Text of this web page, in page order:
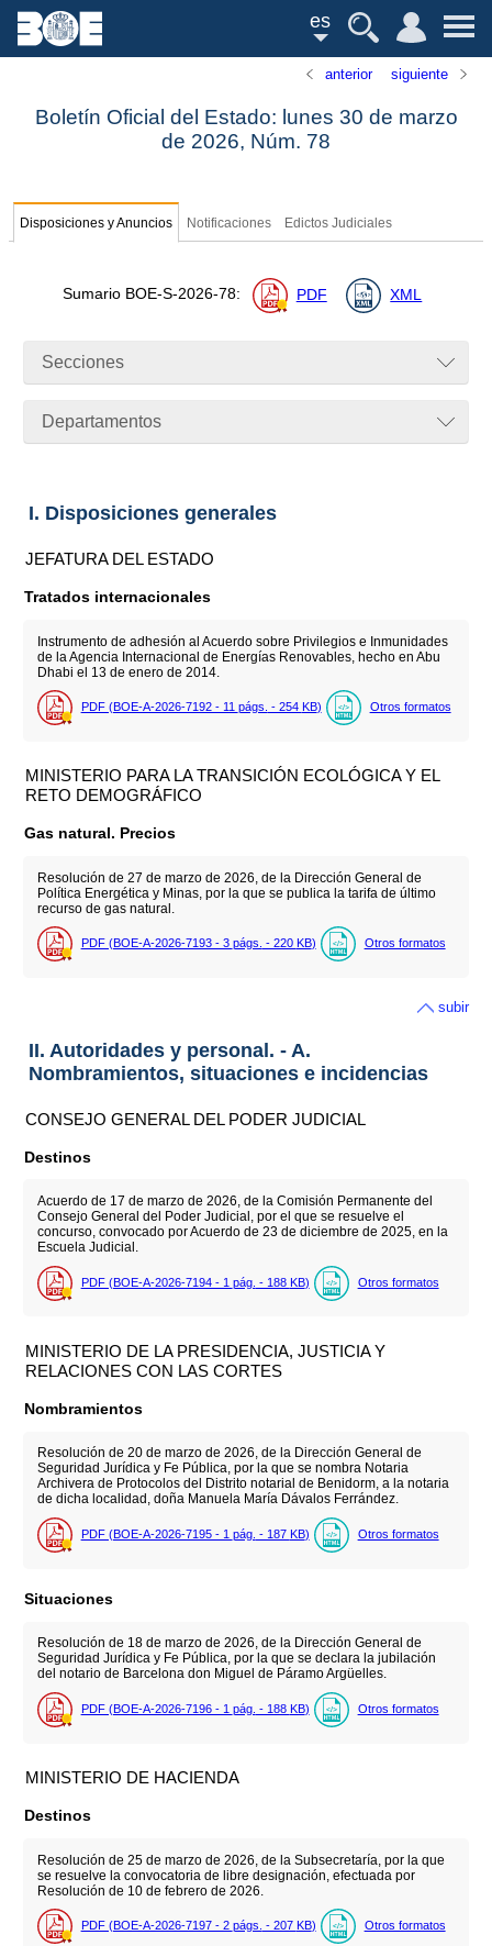
es
anterior siguiente
Boletín Oficial del Estado: lunes 30 de marzo
de 2026, Núm. 78
Disposiciones y Anuncios Notificaciones Edictos Judiciales
Sumario BOE-S-2026-78: PDF XML
Secciones
Departamentos
I. Disposiciones generales
JEFATURA DEL ESTADO
Tratados internacionales
Instrumento de adhesión al Acuerdo sobre Privilegios e Inmunidades
de la Agencia Internacional de Energías Renovables, hecho en Abu
Dhabi el 13 de enero de 2014.
PDF (BOE-A-2026-7192 - 11 págs. - 254 KB) Otros formatos
MINISTERIO PARA LA TRANSICIÓN ECOLÓGICA Y EL
RETO DEMOGRÁFICO
Gas natural. Precios
Resolución de 27 de marzo de 2026, de la Dirección General de
Política Energética y Minas, por la que se publica la tarifa de último
recurso de gas natural.
PDF (BOE-A-2026-7193 - 3 págs. - 220 KB) Otros formatos
subir
II. Autoridades y personal. - A.
Nombramientos, situaciones e incidencias
CONSEJO GENERAL DEL PODER JUDICIAL
Destinos
Acuerdo de 17 de marzo de 2026, de la Comisión Permanente del
Consejo General del Poder Judicial, por el que se resuelve el
concurso, convocado por Acuerdo de 23 de diciembre de 2025, en la
Escuela Judicial.
PDF (BOE-A-2026-7194 - 1 pág. - 188 KB) Otros formatos
MINISTERIO DE LA PRESIDENCIA, JUSTICIA Y
RELACIONES CON LAS CORTES
Nombramientos
Resolución de 20 de marzo de 2026, de la Dirección General de
Seguridad Jurídica y Fe Pública, por la que se nombra Notaria
Archivera de Protocolos del Distrito notarial de Benidorm, a la notaria
de dicha localidad, doña Manuela María Dávalos Ferrández.
PDF (BOE-A-2026-7195 - 1 pág. - 187 KB) Otros formatos
Situaciones
Resolución de 18 de marzo de 2026, de la Dirección General de
Seguridad Jurídica y Fe Pública, por la que se declara la jubilación
del notario de Barcelona don Miguel de Páramo Argüelles.
PDF (BOE-A-2026-7196 - 1 pág. - 188 KB) Otros formatos
MINISTERIO DE HACIENDA
Destinos
Resolución de 25 de marzo de 2026, de la Subsecretaría, por la que
se resuelve la convocatoria de libre designación, efectuada por
Resolución de 10 de febrero de 2026.
PDF (BOE-A-2026-7197 - 2 págs. - 207 KB) Otros formatos